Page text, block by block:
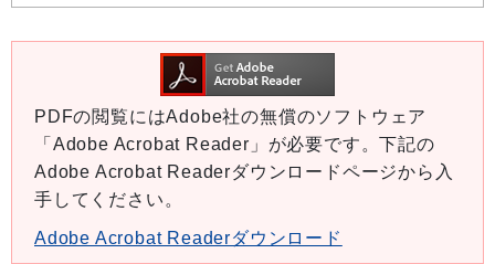
PDFの閲覧にはAdobe社の無償のソフトウェア
「Adobe Acrobat Reader」が必要です。下記の
Adobe Acrobat Readerダウンロードページから入
手してください。
Adobe Acrobat Readerダウンロード